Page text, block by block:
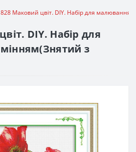
Маковий цвіт. DIY. Набір для малювання
DIY. Набір для
з